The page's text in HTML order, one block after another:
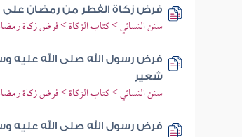
فرض زكاة الفطر من رمضان على
سنن النسائي > كتاب الزكاة > فرض زكاة
فرض رسول الله صلى الله عليه
شعير
سنن النسائي > كتاب الزكاة > فرض زكاة
فرض رسول الله صلى الله عليه